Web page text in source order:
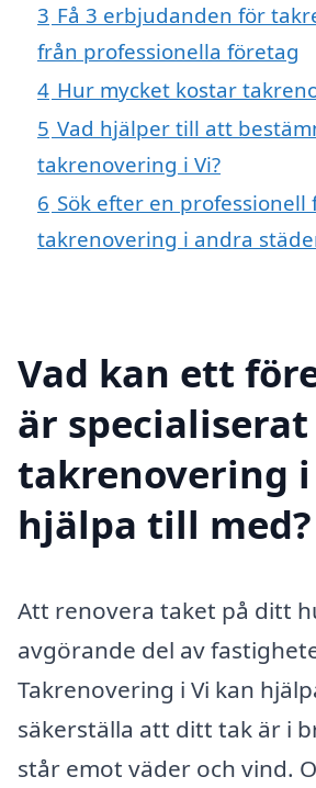
3 Få 3 erbjudanden för
från professionella företag
4 Hur mycket kostar
5 Vad hjälper till att
takrenovering i Vi?
6 Sök efter en professionell
takrenovering i andra
Vad kan ett
är specialiserat
takrenovering i
hjälpa till med?
Att renovera taket på ditt
avgörande del av
Takrenovering i Vi kan
säkerställa att ditt tak är i
står emot väder och vind.